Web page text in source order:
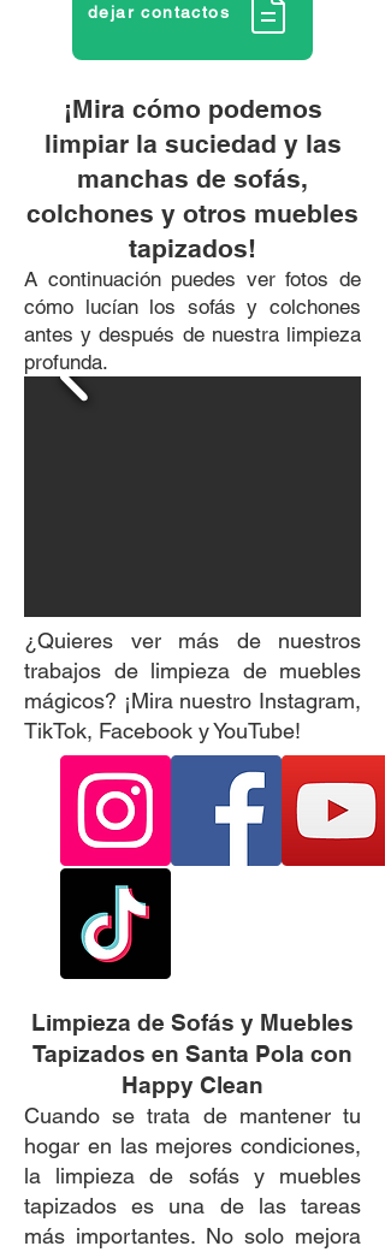
dejar contactos
¡Mira cómo podemos
limpiar la suciedad y las
manchas de sofás,
colchones y otros muebles
tapizados!
A continuación puedes ver fotos de
cómo lucían los sofás y colchones
antes y después de nuestra limpieza
profunda.
¿Quieres ver más de nuestros
trabajos de limpieza de muebles
mágicos? ¡Mira nuestro Instagram,
TikTok, Facebook y YouTube!
Limpieza de Sofás y Muebles
Tapizados en Santa Pola con
Happy Clean
Cuando se trata de mantener tu
hogar en las mejores condiciones,
la limpieza de sofás y muebles
tapizados es una de las tareas
más importantes. No solo mejora